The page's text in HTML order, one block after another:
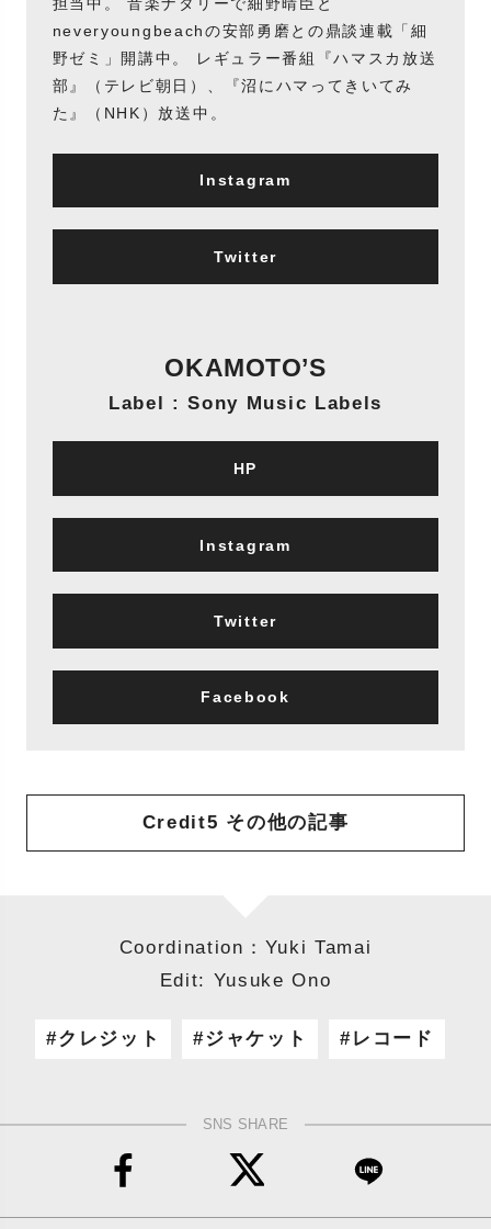
neveryoungbeachの安部勇磨との鼎談連載「細
野ゼミ」開講中。 レギュラー番組『ハマスカ放送
部』（テレビ朝日）、『沼にハマってきいてみ
た』（NHK）放送中。
Instagram
Twitter
OKAMOTO’S
Label : Sony Music Labels
HP
Instagram
Twitter
Facebook
Credit5 その他の記事
Coordination：Yuki Tamai
Edit: Yusuke Ono
クレジット ジャケット レコード
SNS SHARE